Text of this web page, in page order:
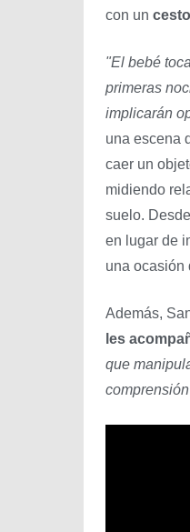
con un
"El bebé
primeras
implicarán
una escena
caer un
midiendo
suelo.
en lugar de
una ocasión
Además,
les
que